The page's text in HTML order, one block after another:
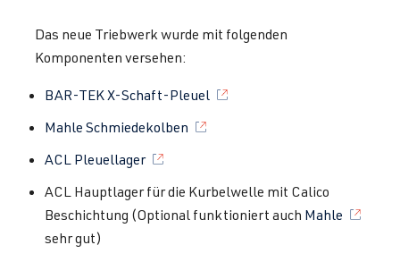
Das neue Triebwerk wurde mit folgenden
Komponenten versehen:
BAR-TEK X-Schaft-Pleuel
Mahle Schmiedekolben
ACL Pleuellager
ACL Hauptlager für die Kurbelwelle mit Calico
Beschichtung (Optional funktioniert auch Mahle
sehr gut)